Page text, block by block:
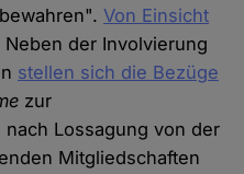
Von Einsicht
Neben der Involvierung
stellen sich die Bezüge
zur
Lossagung von der
Mitgliedschaften